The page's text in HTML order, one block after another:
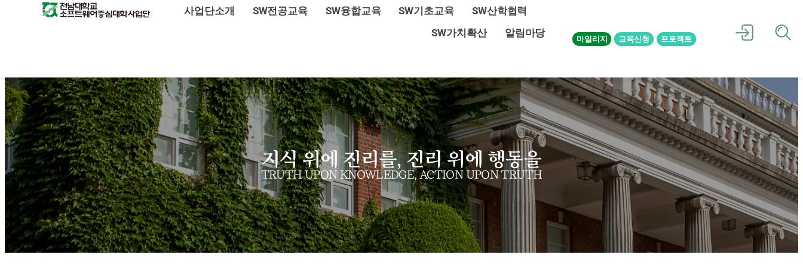
사업단소개 SW전공교육 SW융합교육 SW기초교육
SW산학협력
SW가치확산
알림마당 마일리지 교육신청 프로젝트
지식 위에 진리를, 진리 위에 행동을
TRUTH UPON KNOWLEDGE, ACTION UPON TRUTH